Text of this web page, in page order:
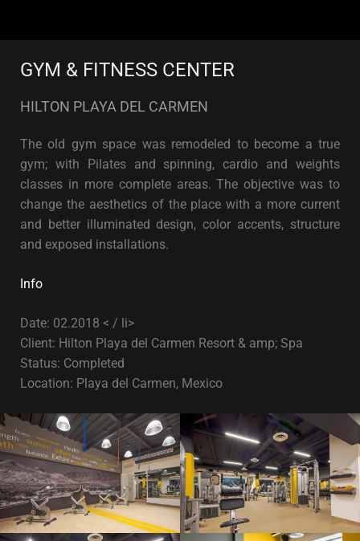
GYM & FITNESS CENTER
HILTON PLAYA DEL CARMEN
The old gym space was remodeled to become a true
gym; with Pilates and spinning, cardio and weights
classes in more complete areas. The objective was to
change the aesthetics of the place with a more current
and better illuminated design, color accents, structure
and exposed installations.
Info
Date: 02.2018 < / li>
Client: Hilton Playa del Carmen Resort & amp; Spa
Status: Completed
Location: Playa del Carmen, Mexico